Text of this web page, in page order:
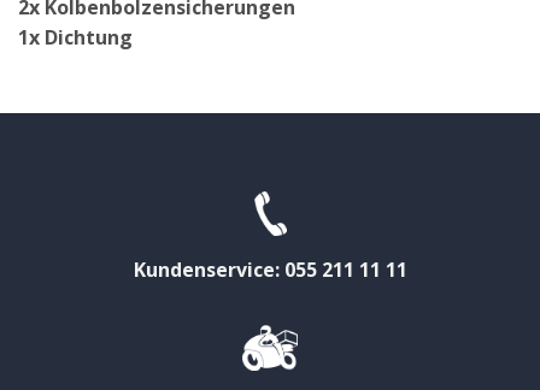
2x Kolbenbolzensicherungen
1x Dichtung
Kundenservice: 055 211 11 11